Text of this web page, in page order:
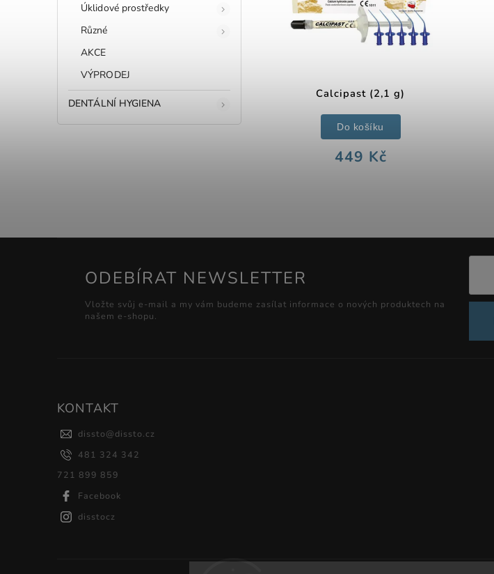
Úklidové prostředky
Různé
AKCE
VÝPRODEJ
DENTÁLNÍ HYGIENA
Calcipast (2,1 g)
449 Kč
Do košíku
ODEBÍRAT NEWSLETTER
Vložte svůj e-mail a my vám budeme zasílat informace o nových produktech na
našem e-shopu.
KONTAKT
dissto@dissto.cz
481 324 342
721 899 859
Facebook
disstocz